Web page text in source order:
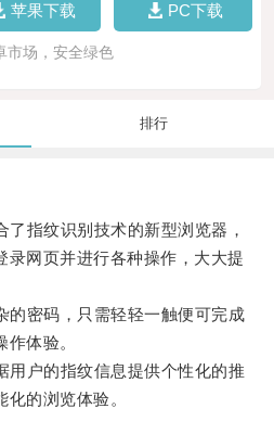
苹果下载 PC下载
市场，安全绿色
排行
指纹识别技术的新型浏览器，
录网页并进行各种操作，大大提
密码，只需轻轻一触便可完成
体验。
户的指纹信息提供个性化的推
的浏览体验。